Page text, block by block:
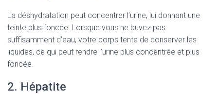
La déshydratation peut concentrer l’urine, lui donnant une
teinte plus foncée. Lorsque vous ne buvez pas
suffisamment d’eau, votre corps tente de conserver les
liquides, ce qui peut rendre l’urine plus concentrée et plus
foncée.
2. Hépatite